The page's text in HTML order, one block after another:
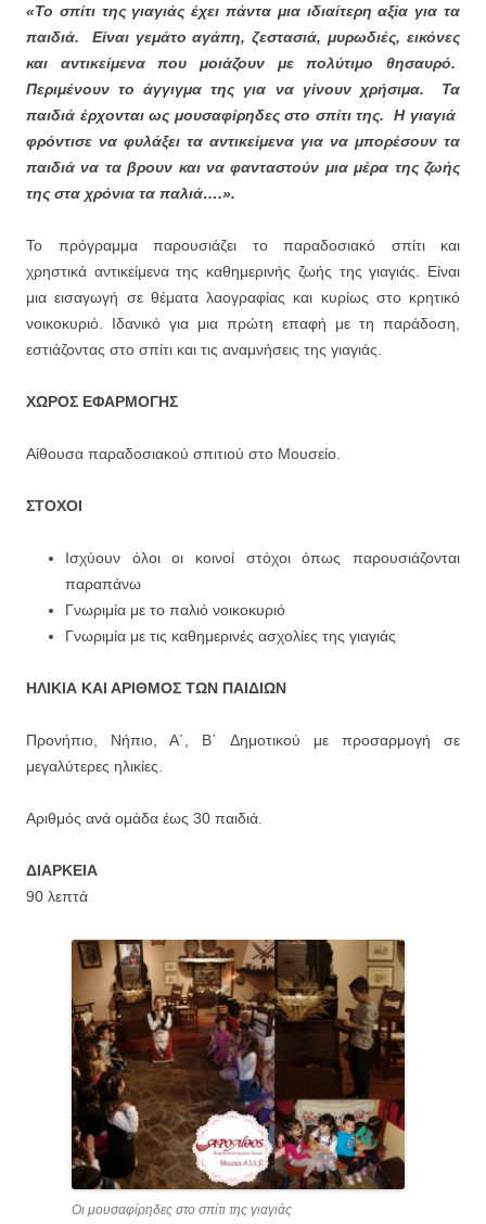
«Το σπίτι της γιαγιάς έχει πάντα μια ιδιαίτερη αξία για τα
παιδιά. Είναι γεμάτο αγάπη, ζεστασιά, μυρωδιές, εικόνες
και αντικείμενα που μοιάζουν με πολύτιμο θησαυρό.
Περιμένουν το άγγιγμα της για να γίνουν χρήσιμα. Τα
παιδιά έρχονται ως μουσαφίρηδες στο σπίτι της. Η γιαγιά
φρόντισε να φυλάξει τα αντικείμενα για να μπορέσουν τα
παιδιά να τα βρουν και να φανταστούν μια μέρα της ζωής
της στα χρόνια τα παλιά….».
Το πρόγραμμα παρουσιάζει το παραδοσιακό σπίτι και
χρηστικά αντικείμενα της καθημερινής ζωής της γιαγιάς. Είναι
μια εισαγωγή σε θέματα λαογραφίας και κυρίως στο κρητικό
νοικοκυριό. Ιδανικό για μια πρώτη επαφή με τη παράδοση,
εστιάζοντας στο σπίτι και τις αναμνήσεις της γιαγιάς.
ΧΩΡΟΣ ΕΦΑΡΜΟΓΗΣ
Αίθουσα παραδοσιακού σπιτιού στο Μουσείο.
ΣΤΟΧΟΙ
Ισχύουν όλοι οι κοινοί στόχοι όπως παρουσιάζονται
παραπάνω
Γνωριμία με το παλιό νοικοκυριό
Γνωριμία με τις καθημερινές ασχολίες της γιαγιάς
ΗΛΙΚΙΑ ΚΑΙ ΑΡΙΘΜΟΣ ΤΩΝ ΠΑΙΔΙΩΝ
Προνήπιο, Νήπιο, Α΄, Β΄ Δημοτικού με προσαρμογή σε
μεγαλύτερες ηλικίες.
Αριθμός ανά ομάδα έως 30 παιδιά.
ΔΙΑΡΚΕΙΑ
90 λεπτά
Οι μουσαφίρηδες στο σπίτι της γιαγιάς